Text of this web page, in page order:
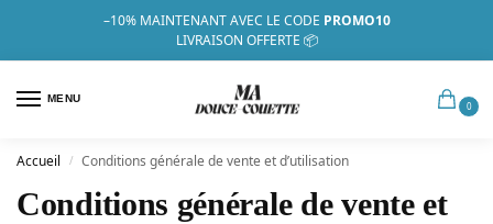
–10% MAINTENANT AVEC LE CODE PROMO10
LIVRAISON OFFERTE 📦
MENU
0
Accueil / Conditions générale de vente et d’utilisation
Conditions générale de vente et